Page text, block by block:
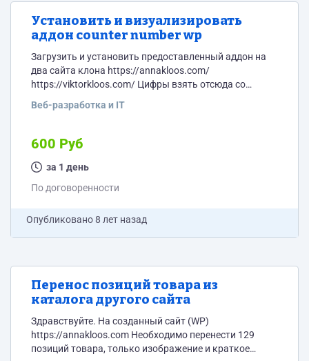
Установить и визуализировать
аддон counter number wp
Загрузить и установить предоставленный аддон на
два сайта клона https://annakloos.com/
https://viktorkloos.com/ Цифры взять отсюда со
есть в темах аддона.
Веб-разработка и IT
600 Руб
за 1 день
По договоренности
Опубликовано8 лет назад
Перенос позиций товара из
каталога другого сайта
Здравствуйте. На созданный сайт (WP)
https://annakloos.com Необходимо перенести 129
позиций товара, только изображение и краткое